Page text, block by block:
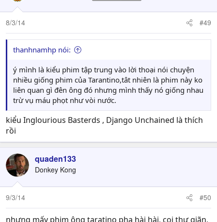
8/3/14 #49
thanhnamhp nói:
ý mình là kiểu phim tập trung vào lời thoại nói chuyện
nhiều giống phim của Tarantino,tât nhiên là phim này ko
liên quan gì đên ông đó nhưng mình thấy nó giống nhau
trừ vụ máu phọt như vòi nước.
kiểu Inglourious Basterds , Django Unchained là thích
rồi
quaden133
Donkey Kong
9/3/14 #50
nhưng mấy phim ông taratino pha hài hài, coi thư giãn,